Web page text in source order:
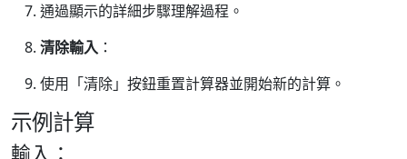
通過顯示的詳細步驟理解過程。
清除輸入 ：
使用「清除」按鈕重置計算器並開始新的計算。
示例計算
輸入：